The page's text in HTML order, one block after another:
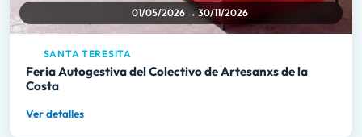
01/05/2026 → 30/11/2026
SANTA TERESITA
Feria Autogestiva del Colectivo de Artesanxs de la
Costa
Ver detalles